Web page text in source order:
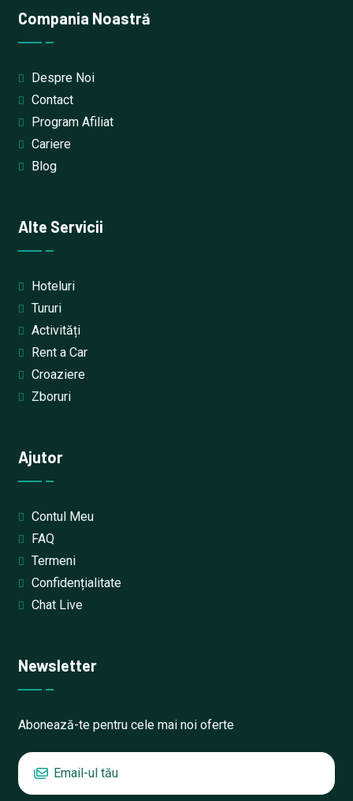
Compania Noastră
Despre Noi
Contact
Program Afiliat
Cariere
Blog
Alte Servicii
Hoteluri
Tururi
Activități
Rent a Car
Croaziere
Zboruri
Ajutor
Contul Meu
FAQ
Termeni
Confidențialitate
Chat Live
Newsletter
Abonează-te pentru cele mai noi oferte